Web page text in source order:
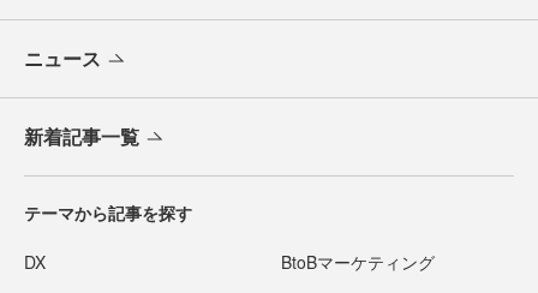
ニュース
新着記事一覧
テーマから記事を探す
DX BtoBマーケティング